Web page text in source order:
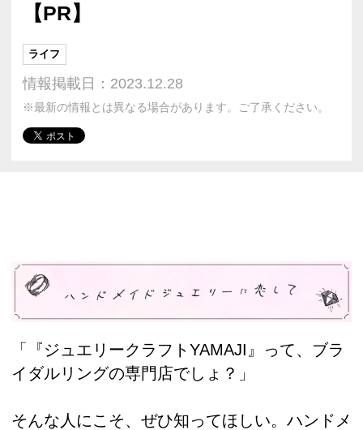
【PR】
ライフ
情報掲載日：2023.12.28
※最新の情報とは異なる場合があります。ご了承ください。
「『ジュエリークラフトYAMAJI』って、ブラ
イダルリングの専門店でしょ？」
そんな人にこそ、ぜひ知ってほしい。ハンドメ